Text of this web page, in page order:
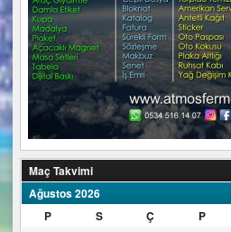
Maç Takvimi
Ağustos 2026
P
S Ç P